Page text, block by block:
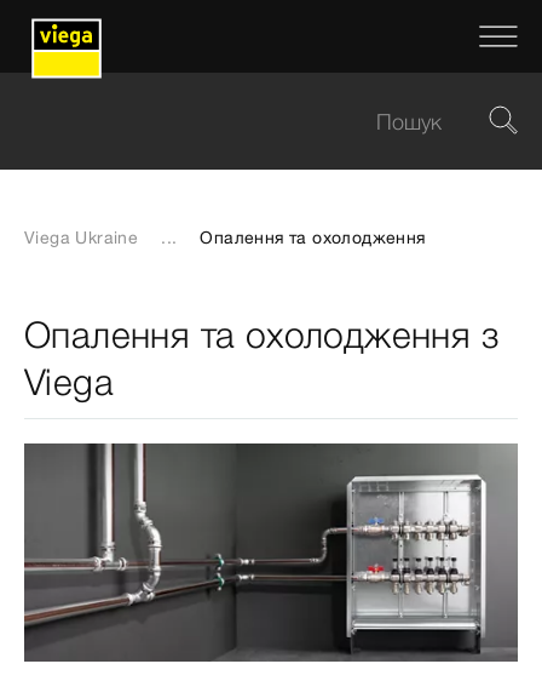
Viega Ukraine ... Опалення та охолодження
Опалення та охолодження з
Viega